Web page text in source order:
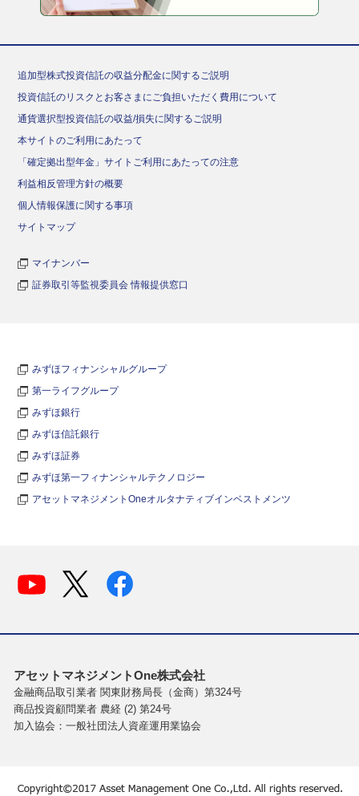
追加型株式投資信託の収益分配金に関するご説明
投資信託のリスクとお客さまにご負担いただく費用について
通貨選択型投資信託の収益/損失に関するご説明
本サイトのご利用にあたって
「確定拠出型年金」サイトご利用にあたっての注意
利益相反管理方針の概要
個人情報保護に関する事項
サイトマップ
マイナンバー
証券取引等監視委員会 情報提供窓口
みずほフィナンシャルグループ
第一ライフグループ
みずほ銀行
みずほ信託銀行
みずほ証券
みずほ第一フィナンシャルテクノロジー
アセットマネジメントOneオルタナティブインベストメンツ
アセットマネジメントOne株式会社
金融商品取引業者 関東財務局長（金商）第324号
商品投資顧問業者 農経 (2) 第24号
加入協会：一般社団法人資産運用業協会